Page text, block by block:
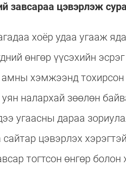
завсараа цэвэрлэж
хоёр удаа угааж
өнгөр үүсэхийн
хэмжээнд тохирсон
налархай зөөлөн
угаасны дараа
цэвэрлэх
тогтсон өнгөр болон